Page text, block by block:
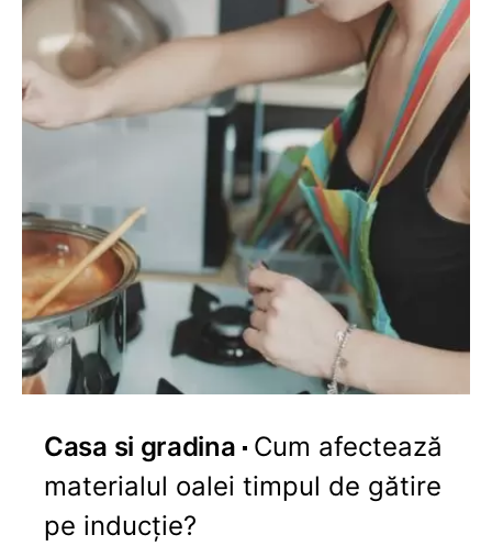
Casa si gradina
Cum afectează
materialul oalei timpul de gătire
pe inducție?